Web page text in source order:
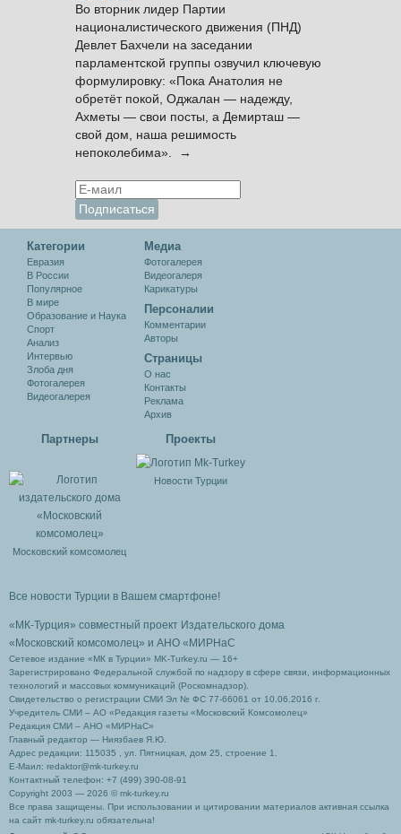
Во вторник лидер Партии
националистического движения (ПНД)
Девлет Бахчели на заседании
парламентской группы озвучил ключевую
формулировку: «Пока Анатолия не
обретёт покой, Оджалан — надежду,
Ахметы — свои посты, а Демирташ —
свой дом, наша решимость
непоколебима». →
Категории
Евразия
В России
Популярное
В мире
Образование и Наука
Спорт
Анализ
Интервью
Злоба дня
Фотогалерея
Видеогалерея
Медиа
Фотогалерея
Видеогалеря
Карикатуры
Персоналии
Комментарии
Авторы
Cтраницы
О нас
Контакты
Реклама
Архив
Партнеры
Московский комсомолец
Проекты
Новости Турции
Все новости Турции в Вашем смартфоне!
«МК-Турция» совместный проект Издательского дома
«Московский комсомолец» и АНО «МИРНаС
Сетевое издание «МК в Турции» MK-Turkey.ru — 16+
Зарегистрировано Федеральной службой по надзору в сфере связи, информационных
технологий и массовых коммуникаций (Роскомнадзор).
Свидетельство о регистрации СМИ Эл № ФС 77-66061 от 10.06.2016 г.
Учредитель СМИ – АО «Редакция газеты «Московский Комсомолец»
Редакция СМИ – АНО «МИРНаС»
Главный редактор — Ниязбаев Я.Ю.
Адрес редакции: 115035 , ул. Пятницкая, дом 25, строение 1.
Е-Маил: redaktor@mk-turkey.ru
Контактный телефон: +7 (499) 390-08-91
Copyright 2003 — 2026 © mk-turkey.ru
Все права защищены. При использовании и цитировании материалов активная ссылка
на сайт mk-turkey.ru обязательна!